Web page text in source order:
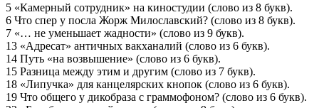
5 «Камерный сотрудник» на киностудии (слово из 8 букв).
6 Что спер у посла Жорж Милославский? (слово из 8 букв).
7 «… не уменьшает жадности» (слово из 9 букв).
13 «Адресат» античных вакханалий (слово из 6 букв).
14 Путь «на возвышение» (слово из 6 букв).
15 Разница между этим и другим (слово из 7 букв).
18 «Липучка» для канцелярских кнопок (слово из 6 букв).
19 Что общего у дикобраза с граммофоном? (слово из 6 букв).